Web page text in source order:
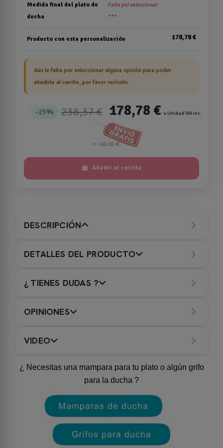
Medida final del plato de
ducha
Falta por seleccionar
***
Producto con esta personalización 178,78 €
Aún le falta por seleccionar alguna opción para poder
añadirlo al carrito, por favor revíselo.
25% 238,37 € 178,78 € x Unidad IVA inc.
Añadir al carrito
DESCRIPCIÓN
DETALLES DEL PRODUCTO
¿ TIENES DUDAS ?
OPINIONES
VIDEO
¿ Necesitas una mampara para tu plato o algún grifo
para la ducha ?